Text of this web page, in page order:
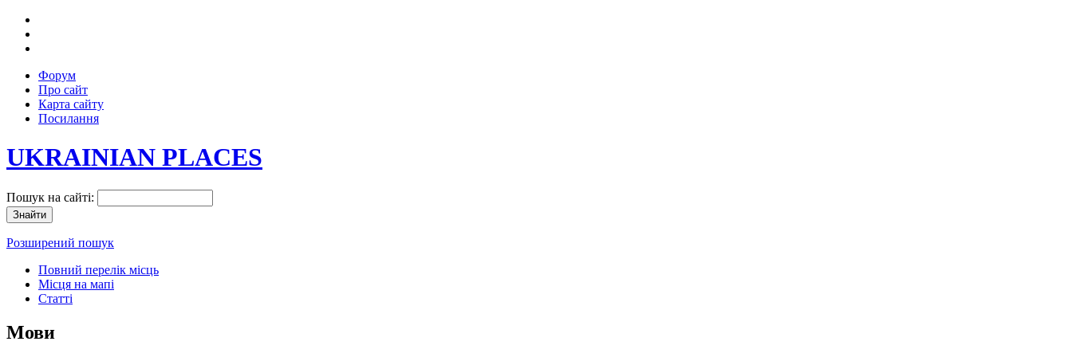
Форум
Про сайт
Карта сайту
Посилання
UKRAINIAN PLACES
Пошук на сайті:
Розширений пошук
Повний перелік місць
Місця на мапі
Статті
Мови